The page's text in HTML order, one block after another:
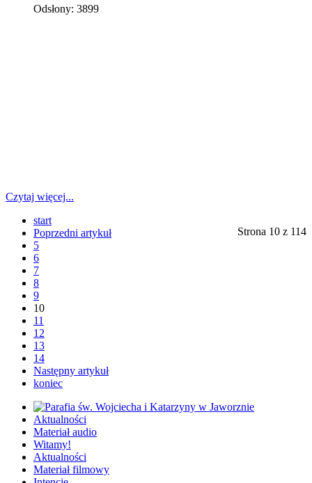
Odsłony: 3899
Czytaj więcej...
Strona 10 z 114
start
Poprzedni artykuł
5
6
7
8
9
10
11
12
13
14
Następny artykuł
koniec
Aktualności
Materiał audio
Witamy!
Aktualności
Materiał filmowy